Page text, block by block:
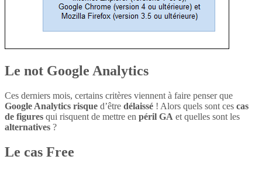
Le not Google Analytics
Ces derniers mois, certains critères viennent à faire penser que
Google Analytics risque d’être délaissé ! Alors quels sont ces cas
de figures qui risquent de mettre en péril GA et quelles sont les
alternatives ?
Le cas Free